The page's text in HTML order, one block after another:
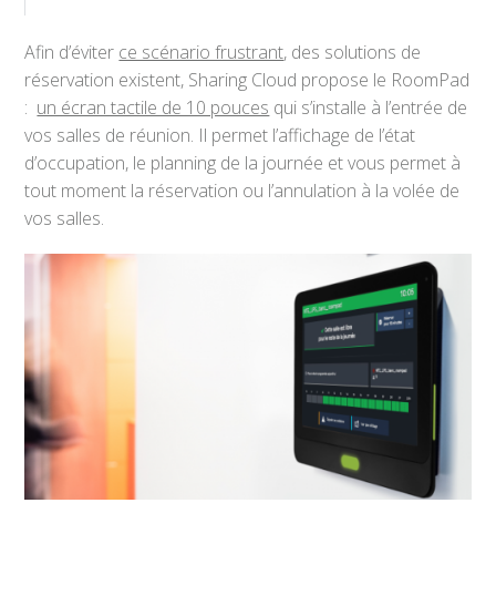
Afin d’éviter ce scénario frustrant, des solutions de
réservation existent, Sharing Cloud propose le RoomPad
: un écran tactile de 10 pouces qui s’installe à l’entrée de
vos salles de réunion. Il permet l’affichage de l’état
d’occupation, le planning de la journée et vous permet à
tout moment la réservation ou l’annulation à la volée de
vos salles.